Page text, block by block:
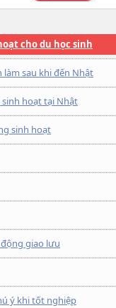
cho du học sinh
sau khi đến Nhật
sinh hoạt tại Nhật
sinh hoạt
giao lưu
ý khi tốt nghiệp